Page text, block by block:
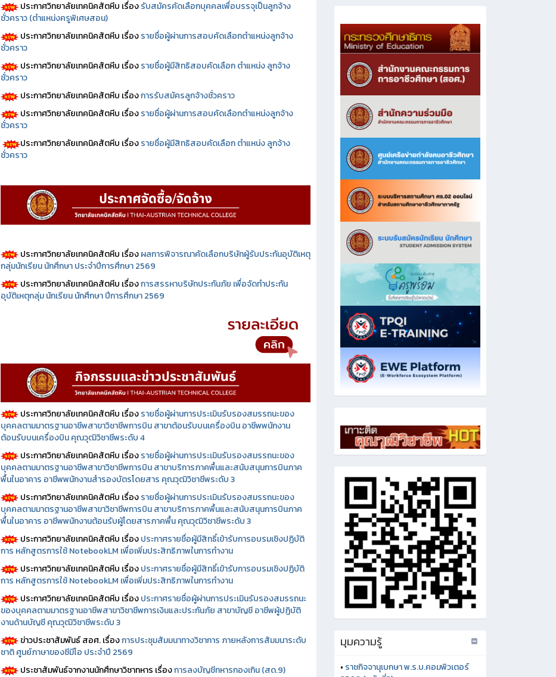
ประกาศวิทยาลัยเทคนิคสัตหีบ เรื่องรับสมัครคัดเลือกบุคคลเพื่อบรรจุเป็นลูกจ้าง
ชั่วคราว (ตำแหน่งครูพิเศษสอน)
ประกาศวิทยาลัยเทคนิคสัตหีบ เรื่องรายชื่อผู้ผ่านการสอบคัดเลือกตำแหน่งลูกจ้าง
ชั่วคราว
ประกาศวิทยาลัยเทคนิคสัตหีบ เรื่องรายชื่อผู้มีสิทธิสอบคัดเลือก ตำแหน่ง ลูกจ้าง
ชั่วคราว
ประกาศวิทยาลัยเทคนิคสัตหีบ เรื่องการรับสมัครลูกจ้างชั่วคราว
ประกาศวิทยาลัยเทคนิคสัตหีบ เรื่องรายชื่อผู้ผ่านการสอบคัดเลือกตำแหน่งลูกจ้าง
ชั่วคราว
ประกาศวิทยาลัยเทคนิคสัตหีบ เรื่องรายชื่อผู้มีสิทธิสอบคัดเลือก ตำแหน่ง ลูกจ้าง
ชั่วคราว
ประกาศวิทยาลัยเทคนิคสัตหีบ เรื่องผลการพิจารณาคัดเลือกบริษัทผู้รับประกันอุบัติเหตุ
กลุ่มนักเรียน นักศึกษา ประจำปีการศึกษา 2569
ประกาศวิทยาลัยเทคนิคสัตหีบ เรื่องการสรรหาบริษัทประกันภัย เพื่อจัดทำประกัน
อุบัติเหตุกลุ่ม นักเรียน นักศึกษา ปีการศึกษา 2569
ประกาศวิทยาลัยเทคนิคสัตหีบ เรื่องรายชื่อผู้ผ่านการประเมินรับรองสมรรถนะของ
บุคคลตามมาตรฐานอาชีพสาขาวิชาชีพการบิน สาขาต้อนรับบนเครื่องบิน อาชีพพนักงาน
ต้อนรับบนเครื่องบิน คุณวุฒิวิชาชีพระดับ 4
ประกาศวิทยาลัยเทคนิคสัตหีบ เรื่องรายชื่อผู้ผ่านการประเมินรับรองสมรรถนะของ
บุคคลตามมาตรฐานอาชีพสาขาวิชาชีพการบิน สาขาบริการภาคพื้นและสนับสนุนการบินภาค
พื้นในอาคาร อาชีพพนักงานสำรองบัตรโดยสาร คุณวุฒิวิชาชีพระดับ 3
ประกาศวิทยาลัยเทคนิคสัตหีบ เรื่องรายชื่อผู้ผ่านการประเมินรับรองสมรรถนะของ
บุคคลตามมาตรฐานอาชีพสาขาวิชาชีพการบิน สาขาบริการภาคพื้นและสนับสนุนการบินภาค
พื้นในอาคาร อาชีพพนักงานต้อนรับผู้โดยสารภาคพื้น คุณวุฒิวิชาชีพระดับ 3
ประกาศวิทยาลัยเทคนิคสัตหีบ เรื่องประกาศรายชื่อผู้มีสิทธิ์เข้ารับการอบรมเชิงปฏิบัติ
การ หลักสูตรการใช้ NotebookLM เพื่อเพิ่มประสิทธิภาพในการทำงาน
ประกาศวิทยาลัยเทคนิคสัตหีบ เรื่องประกาศรายชื่อผู้มีสิทธิ์เข้ารับการอบรมเชิงปฏิบัติ
การ หลักสูตรการใช้ NotebookLM เพื่อเพิ่มประสิทธิภาพในการทำงาน
ประกาศวิทยาลัยเทคนิคสัตหีบ เรื่องประกาศรายชื่อผู้ผ่านการประเมินรับรองสมรรถนะ
ของบุคคลตามมาตรฐานอาชีพสาขาวิชาชีพการเงินและประกันภัย สาขาบัญชี อาชีพผู้ปฏิบัติ
งานด้านบัญชี คุณวุฒิวิชาชีพระดับ 3
ข่าวประชาสัมพันธ์ สอศ.เรื่องการประชุมสัมมนาทางวิชาการ ภายหลังการสัมมนาระดับ
ชาติ ศูนย์ภาษาของซีมีโอ ประจำปี 2569
ประชาสัมพันธ์จากงานนักศึกษาวิชาทหาร เรื่องการลงบัญชีทหารกองเกิน (สด.9)
มุมความรู้
• ราชกิจจานุเบกษา พ.ร.บ.คอมพิวเตอร์